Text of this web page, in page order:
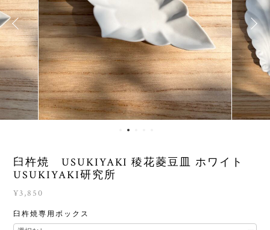
臼杵焼 USUKIYAKI 稜花菱豆皿 ホワイト
USUKIYAKI研究所
¥3,850
臼杵焼専用ボックス